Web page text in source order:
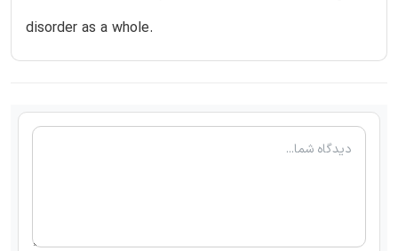
disorder as a whole.